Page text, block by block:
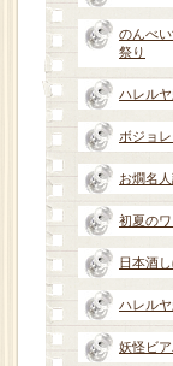
のんべ
祭り
ハレル
ボジョ
お燗名
初夏の
日本酒
ハレル
妖怪ビ